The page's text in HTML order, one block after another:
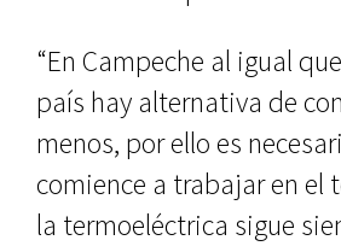
“En Campeche al igual
país hay alternativa de
menos, por ello es
comience a trabajar en el
la termoeléctrica sigue